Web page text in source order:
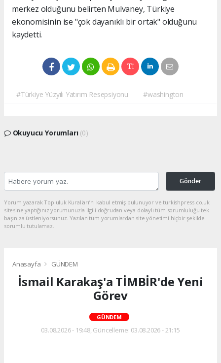
merkez olduğunu belirten Mulvaney, Türkiye
ekonomisinin ise "çok dayanıklı bir ortak" olduğunu
kaydetti.
#Türkiye Yüzyılı Yatırım Resepsiyonu #washington
Okuyucu Yorumları (0)
Gönder
Yorum yazarak Topluluk Kuralları’nı kabul etmiş bulunuyor ve turkishpress.co.uk
sitesine yaptığınız yorumunuzla ilgili doğrudan veya dolaylı tüm sorumluluğu tek
başınıza üstleniyorsunuz. Yazılan tüm yorumlardan site yönetimi hiçbir şekilde
sorumlu tutulamaz.
Anasayfa GÜNDEM
İsmail Karakaş'a TİMBİR'de Yeni
Görev
GÜNDEM
03.08.2026 - 19:48, Güncelleme: 03.08.2026 - 21:15